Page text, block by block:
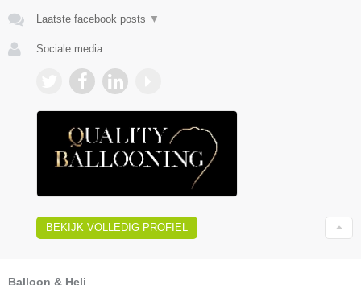
Laatste facebook posts ▼
Sociale media:
BEKIJK VOLLEDIG PROFIEL
Balloon & Heli